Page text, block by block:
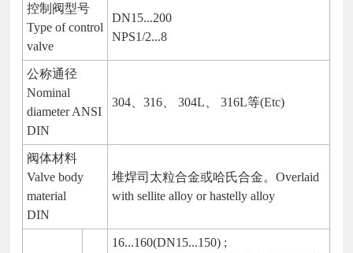
控制阀型号
Type of control
valve
DN15...200
NPS1/2...8
公称通径
Nominal
diameter ANSI
DIN
304、316、 304L、 316L等(Etc)
阀体材料
Valve body
material
DIN
堆焊司太粒合金或哈氏合金。Overlaid
with sellite alloy or hastelly alloy
16...160(DN15...150) ;